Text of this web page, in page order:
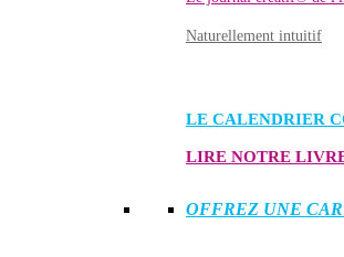
Naturellement intuitif
LE CALENDRIER
LIRE NOTRE
OFFREZ UNE